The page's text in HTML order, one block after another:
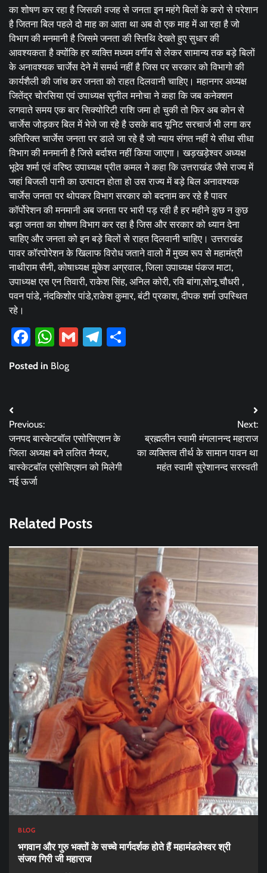
का शोषण कर रहा है जिसकी वजह से जनता इन महंगे बिलों के करो से परेशान
है जितना बिल पहले दो माह का आता था अब वो एक माह में आ रहा है जो
विभाग की मनमानी है जिसमे जनता की स्तिथि देखते हुए सुधार की
आवश्यकता है क्योंकि हर व्यक्ति मध्यम वर्गीय से लेकर सामान्य तक बड़े बिलों
के अनावश्यक चार्जेस देने में समर्थ नहीं है जिस पर सरकार को विभागो की
कार्यशैली की जांच कर जनता को राहत दिलवानी चाहिए। महानगर अध्यक्ष
जितेंद्र चोरसिया एवं उपाध्यक्ष सुनील मनोचा ने कहा कि जब कनेक्शन
लगवाते समय एक बार सिक्योरिटी राशि जमा हो चुकी तो फिर अब कोन से
चार्जेस जोड़कर बिल में भेजे जा रहे है उसके बाद यूनिट सरचार्ज भी लगा कर
अतिरिक्त चार्जेस जनता पर डाले जा रहे है जो न्याय संगत नहीं ये सीधा सीधा
विभाग की मनमानी है जिसे बर्दाश्त नहीं किया जाएगा। खड़खड़ेश्वर अध्यक्ष
भूदेव शर्मा एवं वरिष्ठ उपाध्यक्ष प्रीत कमल ने कहा कि उत्तराखंड जैसे राज्य में
जहां बिजली पानी का उत्पादन होता हो उस राज्य में बड़े बिल अनावश्यक
चार्जेस जनता पर थोपकर विभाग सरकार को बदनाम कर रहे है पावर
कॉर्पोरेशन की मनमानी अब जनता पर भारी पड़ रही है हर महीने कुछ न कुछ
बड़ा जनता का शोषण विभाग कर रहा है जिस और सरकार को ध्यान देना
चाहिए और जनता को इन बड़े बिलों से राहत दिलवानी चाहिए। उत्तराखंड
पावर कॉरपोरेशन के खिलाफ विरोध जताने वालो में मुख्य रूप से महामंत्री
नाथीराम सैनी, कोषाध्यक्ष मुकेश अग्रवाल, जिला उपाध्यक्ष पंकज माटा,
उपाध्यक्ष एस एन तिवारी, राकेश सिंह, अनिल कोरी, रवि बांगा,सोनू चौधरी ,
पवन पांडे, नंदकिशोर पांडे,राकेश कुमार, बंटी प्रकाश, दीपक शर्मा उपस्थित
रहे।
Facebook
WhatsApp
GmailTelegram
Posted in Blog
Post
navigation
Previous:
जनपद बास्केटबॉल एसोसिएशन के
जिला अध्यक्ष बने ललित नैय्यर,
बास्केटबॉल एसोसिएशन को मिलेगी
नई ऊर्जा
Next:
ब्रह्मलीन स्वामी मंगलानन्द महाराज
का व्यक्तित्व तीर्थ के सामान पावन था
महंत स्वामी सुरेशानन्द सरस्वती
Related Posts
BLOG
भगवान और गुरु भक्तों के सच्चे मार्गदर्शक होते हैं महामंडलेश्वर श्री
संजय गिरी जी महाराज